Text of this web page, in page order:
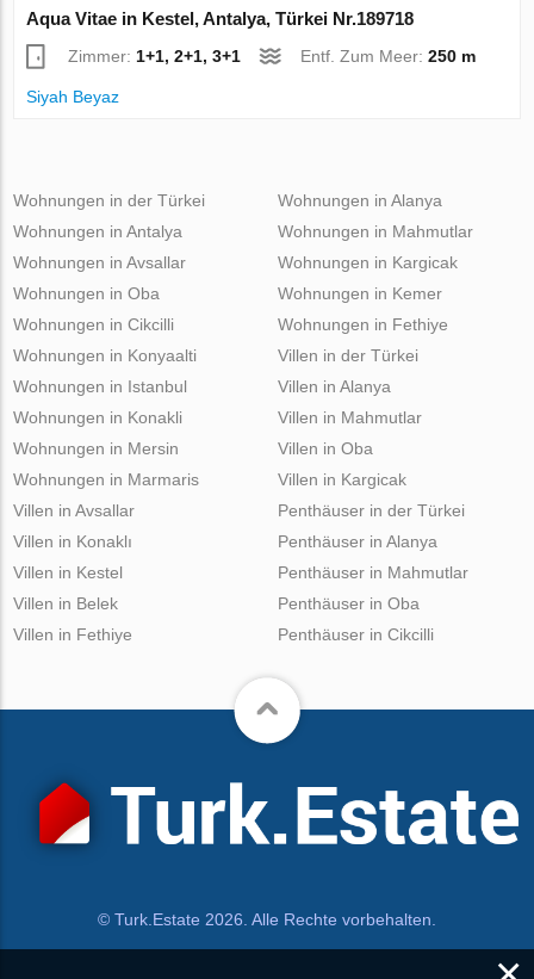
Aqua Vitae in Kestel, Antalya, Türkei Nr.189718
Zimmer: 1+1, 2+1, 3+1 Entf. Zum Meer:250 m
Siyah Beyaz
Wohnungen in der Türkei
Wohnungen in Antalya
Wohnungen in Avsallar
Wohnungen in Oba
Wohnungen in Cikcilli
Wohnungen in Alanya
Wohnungen in Mahmutlar
Wohnungen in Kargicak
Wohnungen in Kemer
Wohnungen in Fethiye
Wohnungen in Konyaalti
Wohnungen in Istanbul
Wohnungen in Konakli
Wohnungen in Mersin
Wohnungen in Marmaris
Villen in der Türkei
Villen in Alanya
Villen in Mahmutlar
Villen in Oba
Villen in Kargicak
Villen in Avsallar
Villen in Konaklı
Villen in Kestel
Villen in Belek
Villen in Fethiye
Penthäuser in der Türkei
Penthäuser in Alanya
Penthäuser in Mahmutlar
Penthäuser in Oba
Penthäuser in Cikcilli
© Turk.Estate 2026. Alle Rechte vorbehalten.